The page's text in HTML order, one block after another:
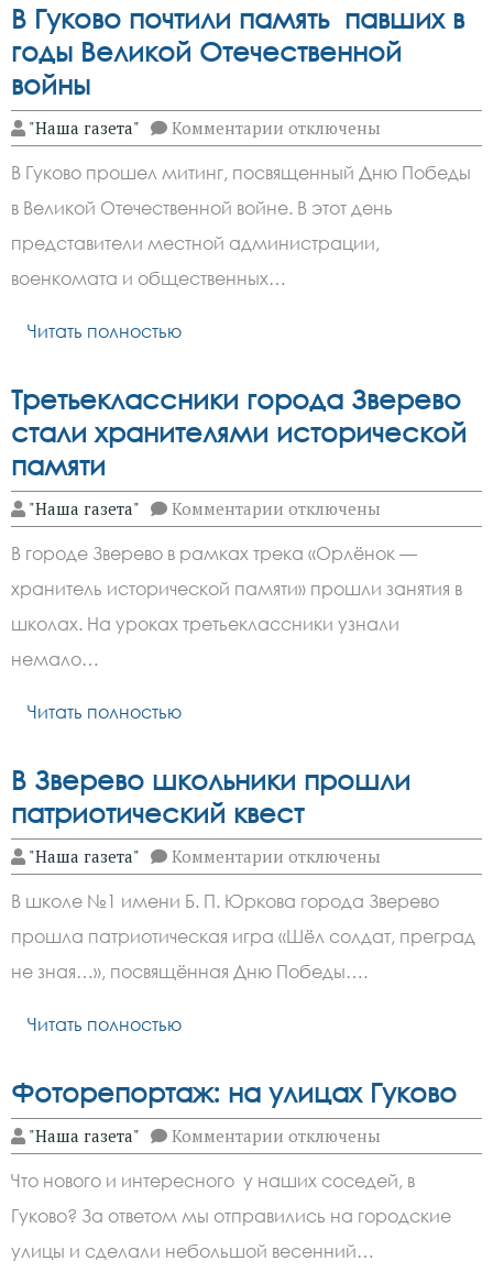
В Гуково почтили память павших в
годы Великой Отечественной
войны
"Наша газета" Комментарии к
записи
Гуково
почтили
память
павших
в
отключены
В Гуково прошел митинг, посвященный Дню Победы
в Великой Отечественной войне. В этот день
представители местной администрации,
военкомата и общественных…
Читать полностью
Третьеклассники города Зверево
стали хранителями исторической
памяти
"Наша газета" Комментарии к
записи
Третьеклассники
города
Зверево
стали
хранителями
исторической
отключены
В городе Зверево в рамках трека «Орлёнок —
хранитель исторической памяти» прошли занятия в
школах. На уроках третьеклассники узнали
немало…
Читать полностью
В Зверево школьники прошли
патриотический квест
"Наша газета" Комментарии к
записи
Зверево
школьники
прошли
патриотический
квест
отключены
В школе №1 имени Б. П. Юркова города Зверево
прошла патриотическая игра «Шёл солдат, преград
не зная…», посвящённая Дню Победы….
Читать полностью
Фоторепортаж: на улицах Гуково
"Наша газета" Комментарии к
записи
Фоторепортаж:
на
улицах
Гуково
отключены
Что нового и интересного у наших соседей, в
Гуково? За ответом мы отправились на городские
улицы и сделали небольшой весенний…